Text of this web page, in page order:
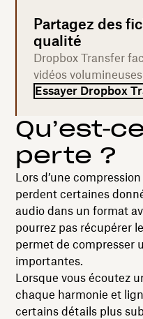
Partagez des
qualité
Dropbox Transfer
vidéos
Essayer Dropbox
perte ?
Lors d’une
perdent certaines
audio dans un format
pourrez pas récupérer
permet de compresser
importantes.
Lorsque vous écoutez
chaque harmonie et
certains détails plus